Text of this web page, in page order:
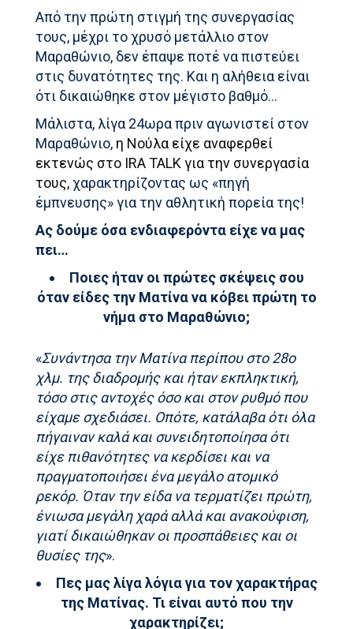
Από την πρώτη στιγμή της συνεργασίας
τους, μέχρι το χρυσό μετάλλιο στον
Μαραθώνιο, δεν έπαψε ποτέ να πιστεύει
στις δυνατότητες της. Και η αλήθεια είναι
ότι δικαιώθηκε στον μέγιστο βαθμό…
Μάλιστα, λίγα 24ωρα πριν αγωνιστεί στον
Μαραθώνιο, η Νούλα είχε αναφερθεί
εκτενώς στο IRA TALK για την συνεργασία
τους,χαρακτηρίζοντας ως «πηγή
έμπνευσης» για την αθλητική πορεία της!
Ας δούμε όσα ενδιαφερόντα είχε να μας
πει…
Ποιες ήταν οι πρώτες σκέψεις σου
όταν είδες την Ματίνα να κόβει πρώτη το
νήμα στο Μαραθώνιο;
«Συνάντησα την Ματίνα περίπου στο 28ο
χλμ. της διαδρομής και ήταν εκπληκτική,
τόσο στις αντοχές όσο και στον ρυθμό που
είχαμε σχεδιάσει. Οπότε, κατάλαβα ότι όλα
πήγαιναν καλά και συνειδητοποίησα ότι
είχε πιθανότητες να κερδίσει και να
πραγματοποιήσει ένα μεγάλο ατομικό
ρεκόρ. Όταν την είδα να τερματίζει πρώτη,
ένιωσα μεγάλη χαρά αλλά και ανακούφιση,
γιατί δικαιώθηκαν οι προσπάθειες και οι
θυσίες της».
Πες μας λίγα λόγια για τον χαρακτήρας
της Ματίνας. Τι είναι αυτό που την
χαρακτηρίζει;